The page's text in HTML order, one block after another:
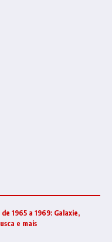
1965 a 1969: Galaxie,
e mais